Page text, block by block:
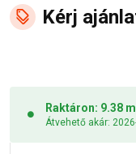
Kérj
Raktáron: 9.38
Átvehető akár: